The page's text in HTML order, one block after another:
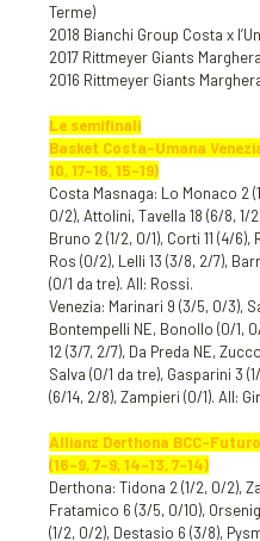
Terme)
2018 Bianchi Group Costa x
2017 Rittmeyer Giants
2016 Rittmeyer Giants
Le semifinali
Basket Costa-Umana
10, 17-16, 15-19)
Costa Masnaga: Lo Monaco 2
0/2), Attolini, Tavella 18 (6/8, 1/
Bruno 2 (1/2, 0/1), Corti 11 (4/
Ros (0/2), Lelli 13 (3/8, 2/7),
(0/1 da tre). All: Rossi.
Venezia: Marinari 9 (3/5, 0/3),
Bontempelli NE, Bonollo (0/1,
12 (3/7, 2/7), Da Preda NE,
Salva (0/1 da tre), Gasparini 3
(6/14, 2/8), Zampieri (0/1). All:
Allianz Derthona BCC-
(16-9, 7-9, 14-13, 7-14)
Derthona: Tidona 2 (1/2, 0/2),
Fratamico 6 (3/5, 0/10),
(1/2, 0/2), Destasio 6 (3/8),